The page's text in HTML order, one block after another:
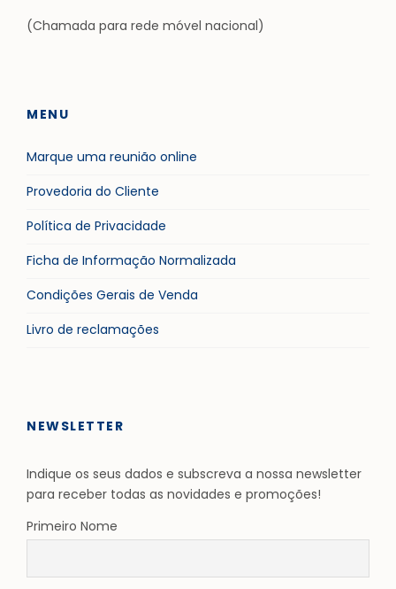
(Chamada para rede móvel nacional)
MENU
Marque uma reunião online
Provedoria do Cliente
Política de Privacidade
Ficha de Informação Normalizada
Condições Gerais de Venda
Livro de reclamações
NEWSLETTER
Indique os seus dados e subscreva a nossa newsletter
para receber todas as novidades e promoções!
Primeiro Nome